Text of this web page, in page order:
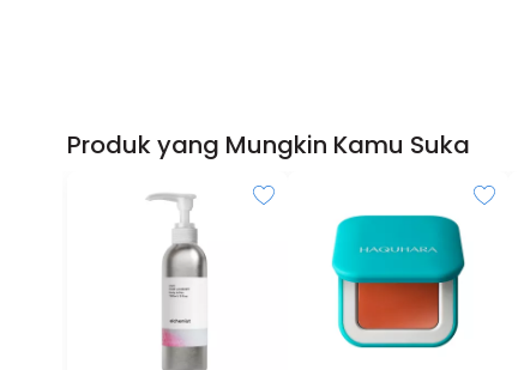
Produk yang Mungkin Kamu Suka